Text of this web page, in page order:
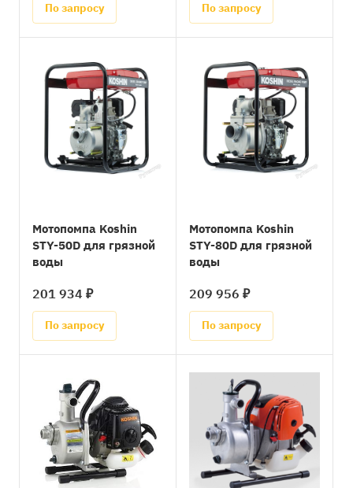
По запросу По запросу
Мотопомпа Koshin
STY-50D для грязной
воды
201 934 ₽
По запросу
Мотопомпа Koshin
STY-80D для грязной
воды
209 956 ₽
По запросу